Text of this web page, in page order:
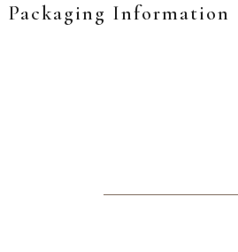
Packaging Information